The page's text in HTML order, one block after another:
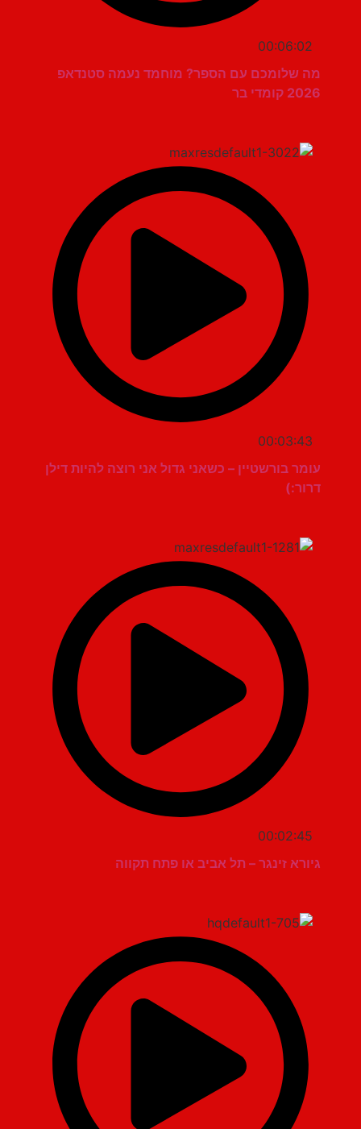
00:06:02
מה שלומכם עם הספר? מוחמד נעמה סטנדאפ
00:03:43
עומר בורשטיין – כשאני גדול אני רוצה להיות דילן
00:02:45
גיורא זינגר – תל אביב או פתח תקווה